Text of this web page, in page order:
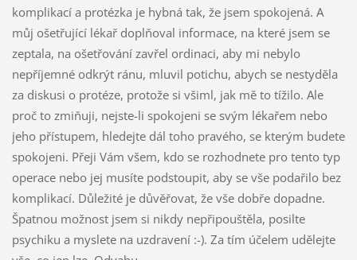
komplikací a protézka je hybná tak, že jsem spokojená. A
můj ošetřující lékař doplňoval informace, na které jsem se
zeptala, na ošetřování zavřel ordinaci, aby mi nebylo
nepříjemné odkrýt ránu, mluvil potichu, abych se nestyděla
za diskusi o protéze, protože si všiml, jak mě to tížilo. Ale
proč to zmiňuji, nejste-li spokojeni se svým lékařem nebo
jeho přístupem, hledejte dál toho pravého, se kterým budete
spokojeni. Přeji Vám všem, kdo se rozhodnete pro tento typ
operace nebo jej musíte podstoupit, aby se vše podařilo bez
komplikací. Důležité je důvěřovat, že vše dobře dopadne.
Špatnou možnost jsem si nikdy nepřipouštěla, posilte
psychiku a myslete na uzdravení :-). Za tím účelem udělejte